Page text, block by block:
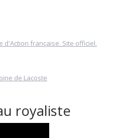
d'Action française. Site officiel.
de Lacoste
royaliste